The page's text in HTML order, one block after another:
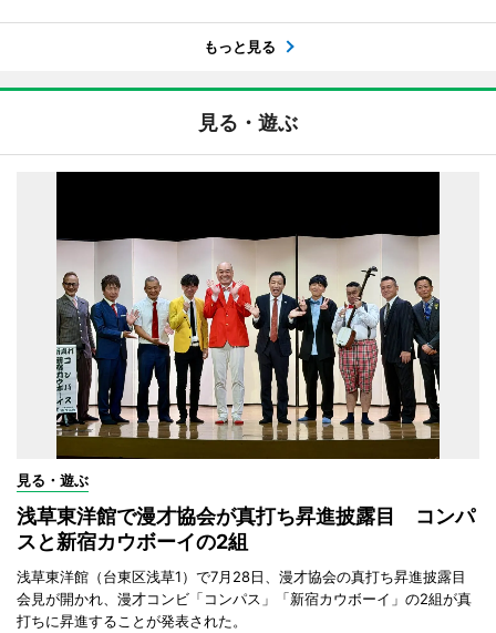
もっと見る
見る・遊ぶ
見る・遊ぶ
浅草東洋館で漫才協会が真打ち昇進披露目 コンパ
スと新宿カウボーイの2組
浅草東洋館（台東区浅草1）で7月28日、漫才協会の真打ち昇進披露目
会見が開かれ、漫才コンビ「コンパス」「新宿カウボーイ」の2組が真
打ちに昇進することが発表された。